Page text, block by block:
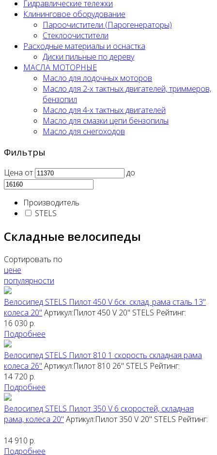
Гидравлические тележки
Клининговое оборудование
Пароочистители (Парогенераторы)
Стеклоочистители
Расходные материалы и оснастка
Диски пильные по дереву
МАСЛА МОТОРНЫЕ
Масло для лодочных моторов
Масло для 2-х тактных двигателей, триммеров,
бензопил
Масло для 4-х тактных двигателей
Масло для смазки цепи бензопилы
Масло для снегоходов
Фильтры
Цена от до
Производитель
STELS
Складные велосипеды
Сортировать по
цене
популярности
Велосипед STELS Пилот 450 V 6ск. склад. рама сталь 13"
колеса 20" Артикул:Пилот 450 V 20" STELS Рейтинг:
16 030 р.
Подробнее
Велосипед STELS Пилот 810 1 скорость складная рама
колеса 26" Артикул:Пилот 810 26" STELS Рейтинг:
14 720 р.
Подробнее
Велосипед STELS Пилот 350 V 6 скоростей, складная
рама, колеса 20" Артикул:Пилот 350 V 20" STELS Рейтинг:
14 910 р.
Подробнее